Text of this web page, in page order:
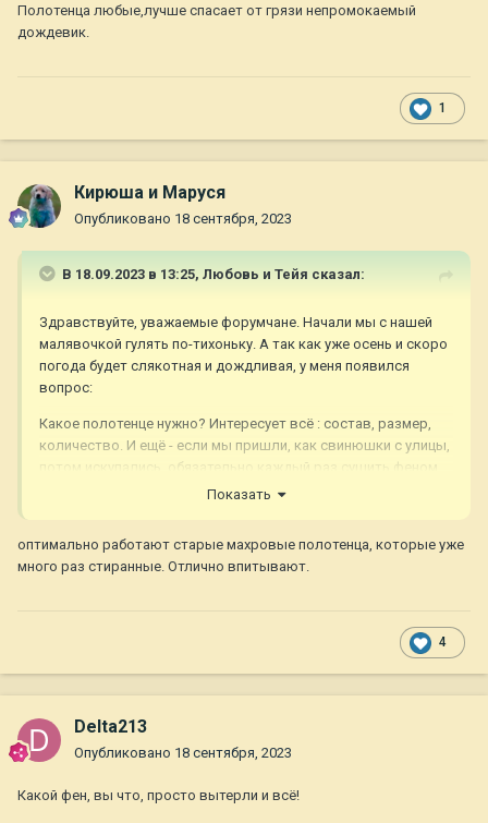
Полотенца любые,лучше спасает от грязи непромокаемый
дождевик.
1
Кирюша и Маруся
Опубликовано 18 сентября, 2023
В 18.09.2023 в 13:25, Любовь и Тейя сказал:
Здравствуйте, уважаемые форумчане. Начали мы с нашей
малявочкой гулять по-тихоньку. А так как уже осень и скоро
погода будет слякотная и дождливая, у меня появился
вопрос:
Какое полотенце нужно? Интересует всё : состав, размер,
количество. И ещё - если мы пришли, как свинюшки с улицы,
потом искупались, обязательно каждый раз сушить феном
или можно просто хорошо вытереть?
Показать
оптимально работают старые махровые полотенца, которые уже
много раз стиранные. Отлично впитывают.
4
Delta213
Опубликовано 18 сентября, 2023
Какой фен, вы что, просто вытерли и всё!